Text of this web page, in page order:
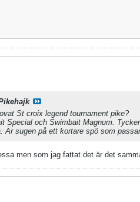
St croix legend tournament pike?
Special och Swimbait Magnum.
Är sugen på ett kortare spö som
men som jag fattat det är det